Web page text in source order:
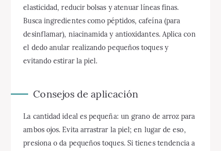
elasticidad, reducir bolsas y atenuar líneas finas.
Busca ingredientes como péptidos, cafeína (para
desinflamar), niacinamida y antioxidantes. Aplica con
el dedo anular realizando pequeños toques y
evitando estirar la piel.
Consejos de aplicación
La cantidad ideal es pequeña: un grano de arroz para
ambos ojos. Evita arrastrar la piel; en lugar de eso,
presiona o da pequeños toques. Si tienes tendencia a